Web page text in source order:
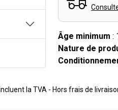
Âge minimum :
Nature de
la TVA - Hors frais de